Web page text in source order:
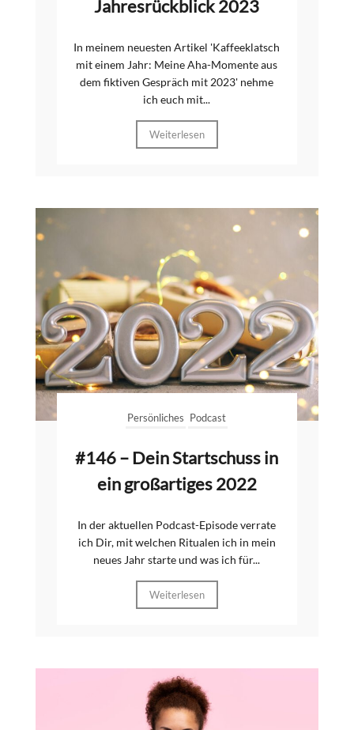
Jahresrückblick 2023
In meinem neuesten Artikel 'Kaffeeklatsch
mit einem Jahr: Meine Aha-Momente aus
dem fiktiven Gespräch mit 2023' nehme
ich euch mit...
Weiterlesen
Persönliches Podcast
#146 – Dein Startschuss in
ein großartiges 2022
In der aktuellen Podcast-Episode verrate
ich Dir, mit welchen Ritualen ich in mein
neues Jahr starte und was ich für...
Weiterlesen